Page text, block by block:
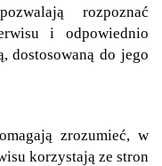
rozpoznać
i odpowiednio
dostosowaną do jego
zrozumieć, w
korzystają ze stron